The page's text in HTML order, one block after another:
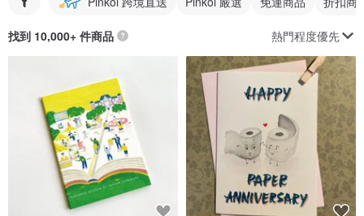
找到 10,000+ 件商品 熱門程度優先